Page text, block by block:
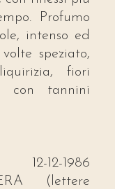
Profumo
intenso ed
speziato,
fiori
con tannini
12-1986
(lettere